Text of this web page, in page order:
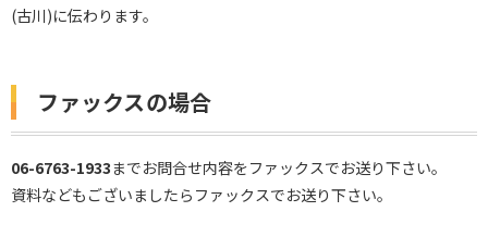
(古川)に伝わります。
ファックスの場合
06-6763-1933までお問合せ内容をファックスでお送り下さい。
資料などもございましたらファックスでお送り下さい。